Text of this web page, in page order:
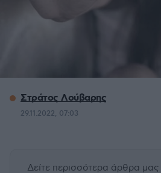
Στράτος Λούβαρης
29.11.2022, 07:03
Δείτε περισσότερα άρθρα μας